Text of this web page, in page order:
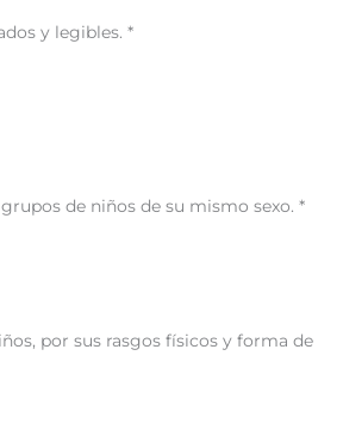
y legibles. *
de niños de su mismo sexo. *
por sus rasgos físicos y forma de